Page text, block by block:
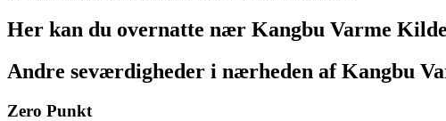
Her kan du overnatte nær Kangbu Varme Kilde
Andre seværdigheder i nærheden af Kangbu
Zero Punkt